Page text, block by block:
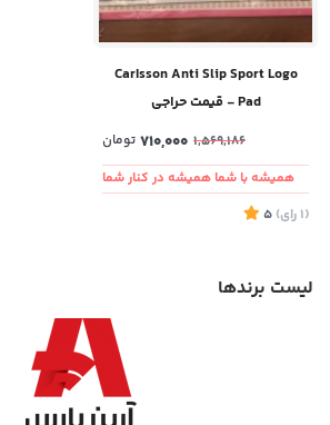
CarIsson Anti Slip Sport Logo
Pad - قیمت حراجی
1,569,186
710,000 تومان
همیشه با شما همیشه در کنار شما
(1 رای)
5
لیست برندها